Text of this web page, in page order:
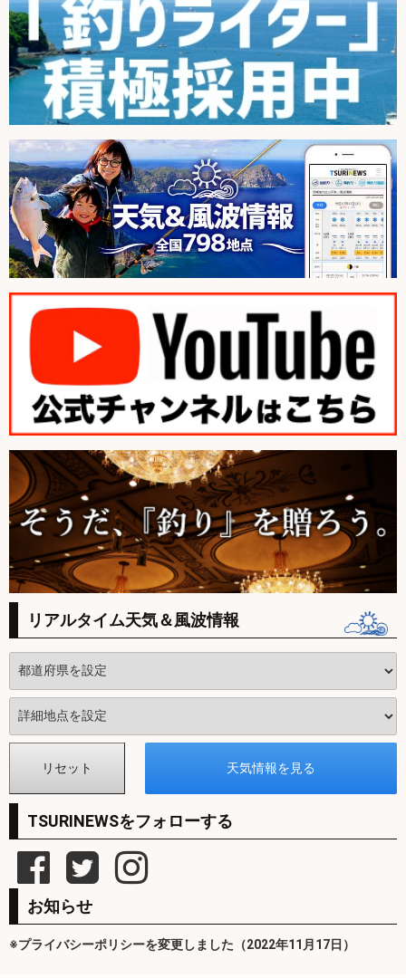
リアルタイム天気＆風波情報
TSURINEWSをフォローする
お知らせ
※プライバシーポリシーを変更しました（2022年11月17日）